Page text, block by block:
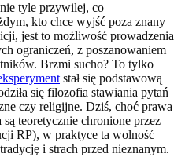
tyle przywilej, co
kto chce wyjść poza znany
jest to możliwość prowadzenia
ograniczeń, z poszanowaniem
Brzmi sucho? To tylko
stał się podstawową
się filozofia stawiania pytań
czy religijne. Dziś, choć prawa
teoretycznie chronione przez
RP), w praktyce ta wolność
i strach przed nieznanym.